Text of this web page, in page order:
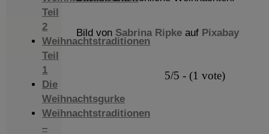
Teil
2
Weihnachtstraditionen
Teil
1
Die
Weihnachtsgurke
Weihnachtstraditionen
–
Bild von Sabrina Ripke auf Pixabay
5/5 - (1 vote)